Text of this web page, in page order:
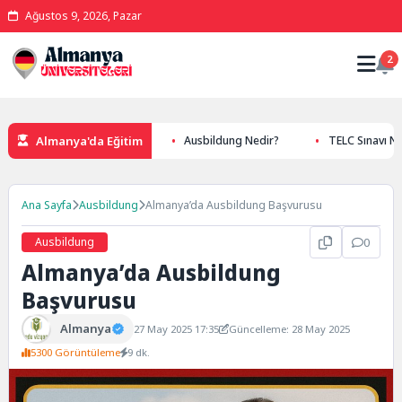
Ağustos 9, 2026, Pazar
2
Almanya'da Eğitim
TU9 Üniversiteleri Ausbildung Nedir? TELC Sınavı Nedir?
Ana Sayfa Ausbildung Almanya’da Ausbildung Başvurusu
Ausbildung 0
Almanya’da Ausbildung
Başvurusu
Almanya 27 May 2025 17:35
Güncelleme: 28 May 2025
5300 Görüntüleme 9 dk.